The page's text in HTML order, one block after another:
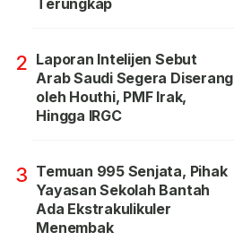
Terungkap
2 Laporan Intelijen Sebut
Arab Saudi Segera Diserang
oleh Houthi, PMF Irak,
Hingga IRGC
3 Temuan 995 Senjata, Pihak
Yayasan Sekolah Bantah
Ada Ekstrakulikuler
Menembak